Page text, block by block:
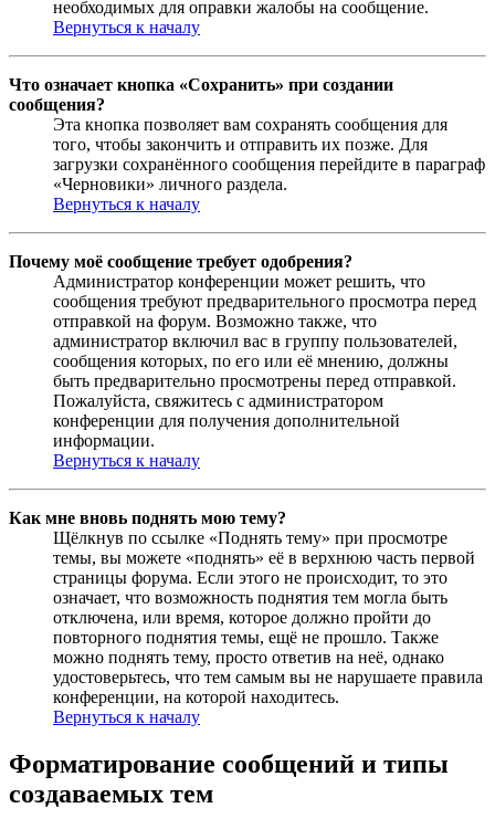
необходимых для оправки жалобы на сообщение.
Вернуться к началу
Что означает кнопка «Сохранить» при создании
сообщения?
Эта кнопка позволяет вам сохранять сообщения для
того, чтобы закончить и отправить их позже. Для
загрузки сохранённого сообщения перейдите в параграф
«Черновики» личного раздела.
Вернуться к началу
Почему моё сообщение требует одобрения?
Администратор конференции может решить, что
сообщения требуют предварительного просмотра перед
отправкой на форум. Возможно также, что
администратор включил вас в группу пользователей,
сообщения которых, по его или её мнению, должны
быть предварительно просмотрены перед отправкой.
Пожалуйста, свяжитесь с администратором
конференции для получения дополнительной
информации.
Вернуться к началу
Как мне вновь поднять мою тему?
Щёлкнув по ссылке «Поднять тему» при просмотре
темы, вы можете «поднять» её в верхнюю часть первой
страницы форума. Если этого не происходит, то это
означает, что возможность поднятия тем могла быть
отключена, или время, которое должно пройти до
повторного поднятия темы, ещё не прошло. Также
можно поднять тему, просто ответив на неё, однако
удостоверьтесь, что тем самым вы не нарушаете правила
конференции, на которой находитесь.
Вернуться к началу
Форматирование сообщений и типы
создаваемых тем